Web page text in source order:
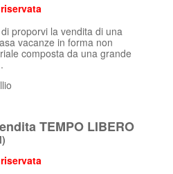
proporvi la vendita di una
vacanze in forma non
composta da una grande
TEMPO LIBERO